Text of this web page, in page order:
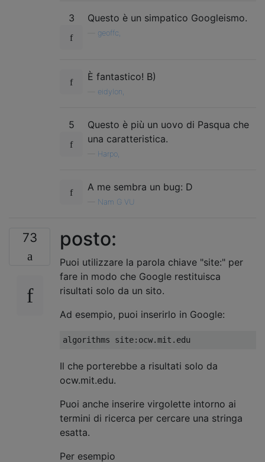
3 Questo è un simpatico Googleismo.
geoffc,
È fantastico! B)
eidylon,
5
Questo è più un uovo di Pasqua che
una caratteristica.
Harpo,
A me sembra un bug: D
Nam G VU
73 posto:
Puoi utilizzare la parola chiave "site:" per
fare in modo che Google restituisca
risultati solo da un sito.
Ad esempio, puoi inserirlo in Google:
Il che porterebbe a risultati solo da
ocw.mit.edu.
Puoi anche inserire virgolette intorno ai
termini di ricerca per cercare una stringa
esatta.
Per esempio